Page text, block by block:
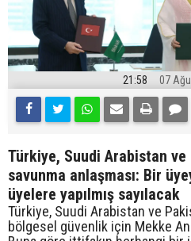
21:58 07
Türkiye, Suudi Arabistan ve
savunma anlaşması: Bir
üyelere yapılmış sayılacak
Türkiye, Suudi Arabistan ve
bölgesel güvenlik için Mekke